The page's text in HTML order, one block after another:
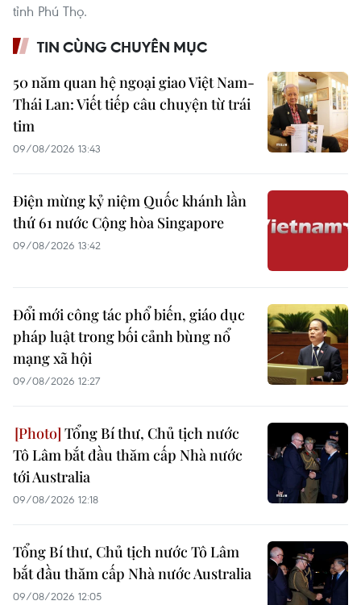
tỉnh Phú Thọ.
TIN CÙNG CHUYÊN MỤC
50 năm quan hệ ngoại giao Việt Nam-
Thái Lan: Viết tiếp câu chuyện từ trái
tim
09/08/2026 13:43
Điện mừng kỷ niệm Quốc khánh lần
thứ 61 nước Cộng hòa Singapore
09/08/2026 13:42
Đổi mới công tác phổ biến, giáo dục
pháp luật trong bối cảnh bùng nổ
mạng xã hội
09/08/2026 12:27
Tổng Bí thư, Chủ tịch nước
Tô Lâm bắt đầu thăm cấp Nhà nước
tới Australia
09/08/2026 12:18
Tổng Bí thư, Chủ tịch nước Tô Lâm
bắt đầu thăm cấp Nhà nước Australia
09/08/2026 12:05